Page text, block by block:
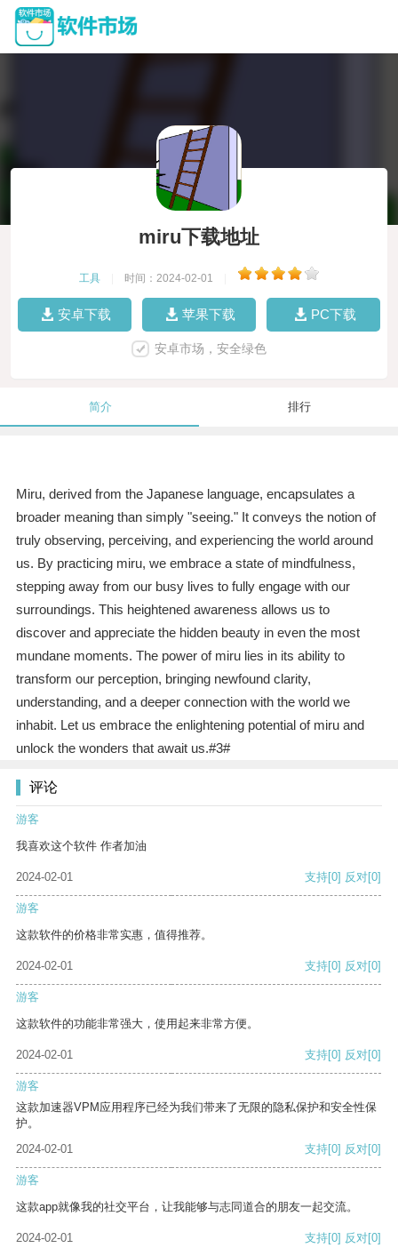
miru下载地址
工具 时间：2024-02-01
安卓下载 苹果下载 PC下载
安卓市场，安全绿色
简介 排行
Miru, derived from the Japanese language, encapsulates a
broader meaning than simply "seeing." It conveys the notion of
truly observing, perceiving, and experiencing the world around
us. By practicing miru, we embrace a state of mindfulness,
stepping away from our busy lives to fully engage with our
surroundings. This heightened awareness allows us to
discover and appreciate the hidden beauty in even the most
mundane moments. The power of miru lies in its ability to
transform our perception, bringing newfound clarity,
understanding, and a deeper connection with the world we
inhabit. Let us embrace the enlightening potential of miru and
unlock the wonders that await us.#3#
评论
游客
我喜欢这个软件 作者加油
2024-02-01 支持[0] 反对[0]
游客
这款软件的价格非常实惠，值得推荐。
2024-02-01 支持[0] 反对[0]
游客
这款软件的功能非常强大，使用起来非常方便。
2024-02-01 支持[0] 反对[0]
游客
这款加速器VPM应用程序已经为我们带来了无限的隐私保护和安全性保
护。
2024-02-01
支持[0] 反对[0]
游客
这款app就像我的社交平台，让我能够与志同道合的朋友一起交流。
2024-02-01 支持[0] 反对[0]